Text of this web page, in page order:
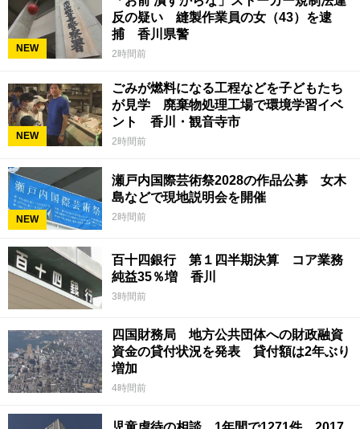
NEW
反の疑い 縫製作業員の女（43）を逮
捕 香川県警
2時間前
NEW
ごみが燃料になる工程などを子どもたち
が見学 廃棄物処理工場で環境学習イベ
ント 香川・観音寺市
2時間前
NEW
瀬戸内国際芸術祭2028の作品公募 女木
島などで現地説明会を開催
2時間前
百十四銀行 第１四半期決算 コア業務
純益35％増 香川
3時間前
四国財務局 地方公共団体への財政融資
資金の貸付状況を発表 貸付額は2年ぶり
増加
4時間前